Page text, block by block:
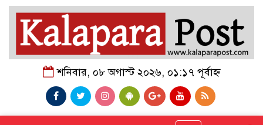
শনিবার, ০৮ অগাস্ট ২০২৬, ০১:১৭ পূর্বাহ্ন